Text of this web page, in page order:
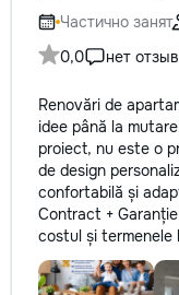
Частично занят
0,0
нет
Renovări de
idee până la
proiect, nu este o
de design
confortabilă și
Contract +
costul și termenele